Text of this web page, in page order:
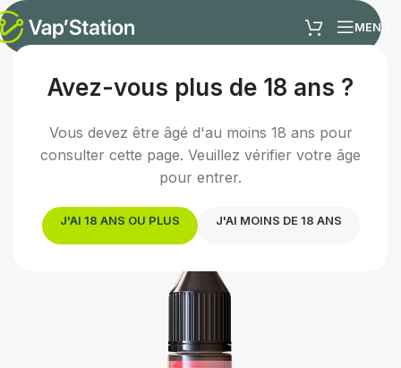
Avez-vous plus de 18 ans ?
Vous devez être âgé d'au moins 18 ans pour
consulter cette page. Veuillez vérifier votre âge
pour entrer.
J'AI 18 ANS OU PLUS J'AI MOINS DE 18 ANS
MENU
Accueil /E-liquides/E-liquide fruité